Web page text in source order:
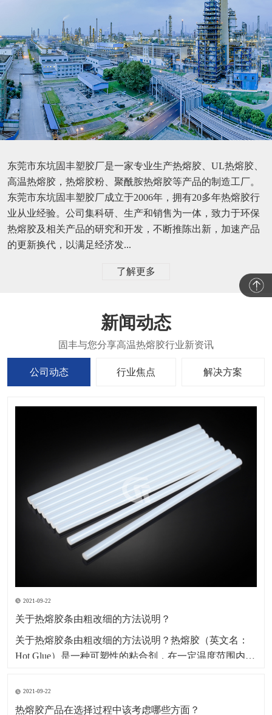
东莞市东坑固丰塑胶厂是一家专业生产热熔胶、UL热熔胶、
高温热熔胶，热熔胶粉、聚酰胺热熔胶等产品的制造工厂。
东莞市东坑固丰塑胶厂成立于2006年，拥有20多年热熔胶行
业从业经验。公司集科研、生产和销售为一体，致力于环保
热熔胶及相关产品的研究和开发，不断推陈出新，加速产品
的更新换代，以满足经济发...
了解更多
新闻动态
公司动态 行业焦点 解决方案
2021-09-22
关于热熔胶条由粗改细的方法说明？
​关于热熔胶条由粗改细的方法说明？热熔胶（英文名：
Hot Glue）是一种可塑性的粘合剂，在一定温度范围内其
无味，属环保型化学产品。因其产品本身系固体，便于
包装、运输、存储、无溶剂、无污染、无毒型；以及生
2021-09-22
热熔胶产品在选择过程中该考虑哪些方面？